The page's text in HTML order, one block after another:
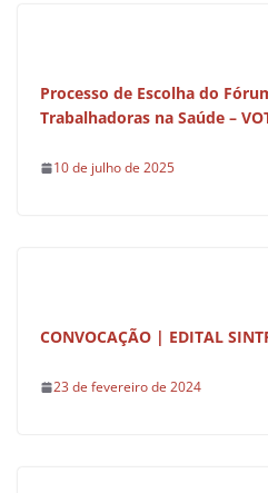
Processo de Escolha do
Trabalhadoras na Saúde –
10 de julho de 2025
CONVOCAÇÃO | EDITAL
23 de fevereiro de 2024